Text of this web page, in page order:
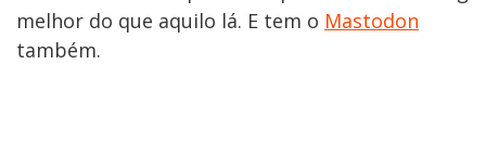
melhor do que aquilo lá. E tem o Mastodon
também.